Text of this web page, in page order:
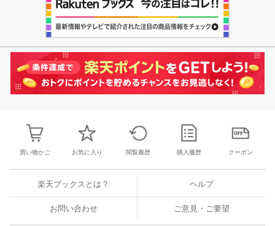
買い物かご お気に入り 閲覧履歴 購入履歴 クーポン
楽天ブックスとは？ ヘルプ
お問い合わせ ご意見・ご要望